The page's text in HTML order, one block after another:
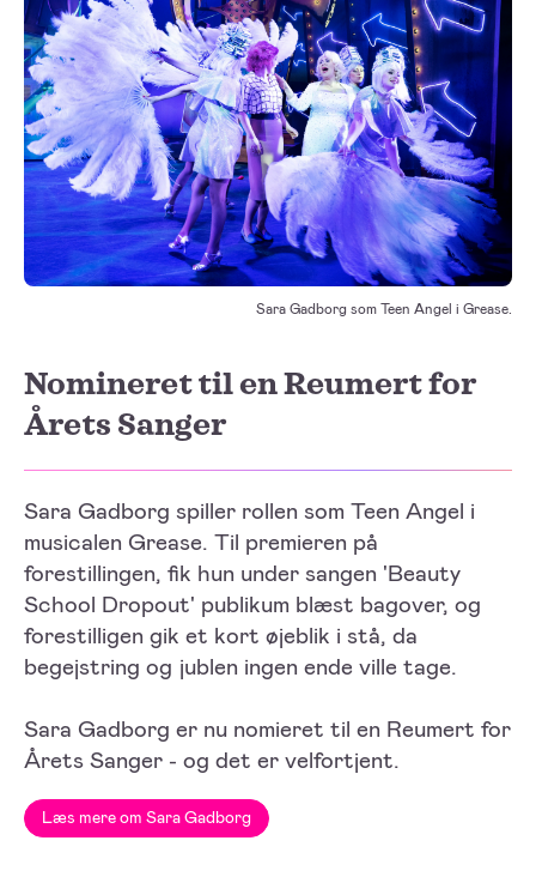
Sara Gadborg som Teen Angel i Grease.
Nomineret til en Reumert for
Årets Sanger
Sara Gadborg spiller rollen som Teen Angel i
musicalen Grease. Til premieren på
forestillingen, fik hun under sangen 'Beauty
School Dropout' publikum blæst bagover, og
forestilligen gik et kort øjeblik i stå, da
begejstring og jublen ingen ende ville tage.
Sara Gadborg er nu nomieret til en Reumert for
Årets Sanger - og det er velfortjent.
Læs mere om Sara Gadborg